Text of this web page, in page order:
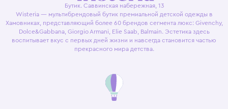
Бутик. Саввинская набережная, 13
Wisteria — мультибрендовый бутик премиальной детской одежды в
Хамовниках, представляющий более 60 брендов сегмента люкс: Givenchy,
Dolce&Gabbana, Giorgio Armani, Elie Saab, Balmain. Эстетика здесь
воспитывает вкус с первых дней жизни и навсегда становится частью
прекрасного мира детства.